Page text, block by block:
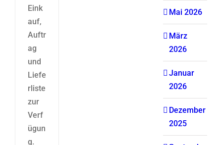
Eink
auf,
Auftr
ag
und
Liefe
rliste
zur
Verf
ügun
g.
Mai 2026
März
2026
Januar
2026
Dezember
2025